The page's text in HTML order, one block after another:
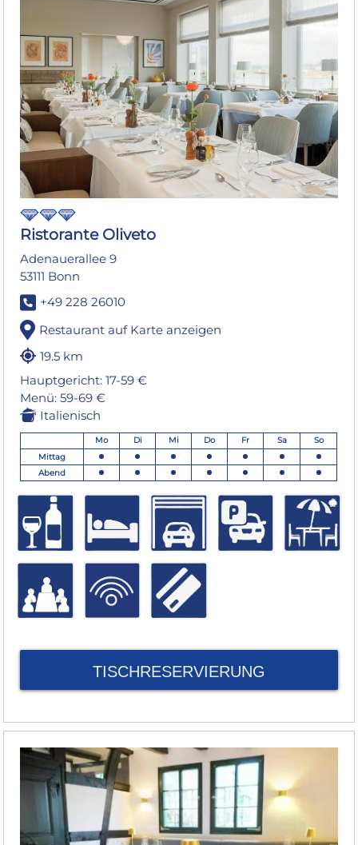
Ristorante Oliveto
Adenauerallee 9
53111 Bonn
+49 228 26010
Restaurant auf Karte anzeigen
19.5 km
Hauptgericht: 17-59 €
Menü: 59-69 €
Italienisch
Mo Di Mi Do Fr Sa
So
Mittag
Abend
TISCHRESERVIERUNG